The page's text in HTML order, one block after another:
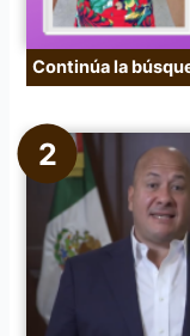
Continúa la